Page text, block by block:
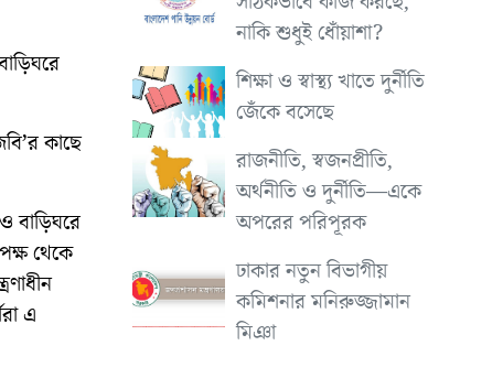
কাছে
বাড়িঘরে
থেকে
এ
নাকি শুধুই ধোঁয়াশা?
শিক্ষা ও স্বাস্থ্য খাতে দুর্নীতি
জেঁকে বসেছে
রাজনীতি, স্বজনপ্রীতি,
অর্থনীতি ও দুর্নীতি—একে
অপরের পরিপূরক
ঢাকার নতুন বিভাগীয়
কমিশনার মনিরুজ্জামান
মিঞা